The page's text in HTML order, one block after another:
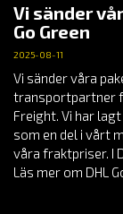
Vi sänder
Go Green
2025-08-11
Vi sänder våra
transportpartner
Freight. Vi har
som en del i vårt
våra fraktpriser. I
Läs mer om DHL